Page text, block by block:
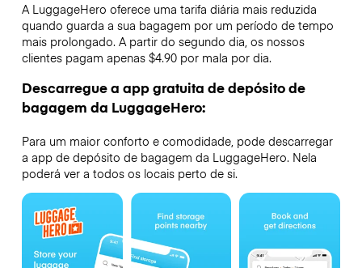
A LuggageHero oferece uma tarifa diária mais reduzida
quando guarda a sua bagagem por um período de tempo
mais prolongado. A partir do segundo dia, os nossos
clientes pagam apenas $4.90 por mala por dia.
Descarregue a app gratuita de depósito de
bagagem da LuggageHero:
Para um maior conforto e comodidade, pode descarregar
a app de depósito de bagagem da LuggageHero. Nela
poderá ver a todos os locais perto de si.